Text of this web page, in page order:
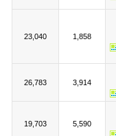
1,858
23,040
3,914
26,783
5,590
19,703